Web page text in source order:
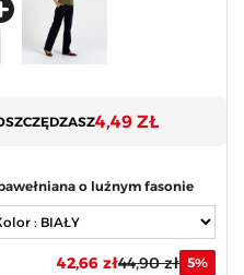
4,49 ZŁ
o luźnym fasonie
42,66 zł44,90 zł 5%